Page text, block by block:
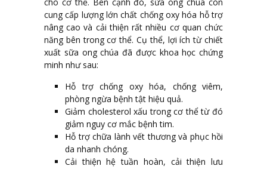
cung cấp lượng lớn chất chống oxy hóa hỗ trợ
nâng cao và cải thiện rất nhiều cơ quan chức
năng bên trong cơ thể. Cụ thể, lợi ích từ chiết
xuất sữa ong chúa đã được khoa học chứng
minh như sau:
Hỗ trợ chống oxy hóa, chống viêm,
phòng ngừa bệnh tật hiệu quả.
Giảm cholesterol xấu trong cơ thể từ đó
giảm nguy cơ mắc bệnh tim.
Hỗ trợ chữa lành vết thương và phục hồi
da nhanh chóng.
Cải thiện hệ tuần hoàn, cải thiện lưu